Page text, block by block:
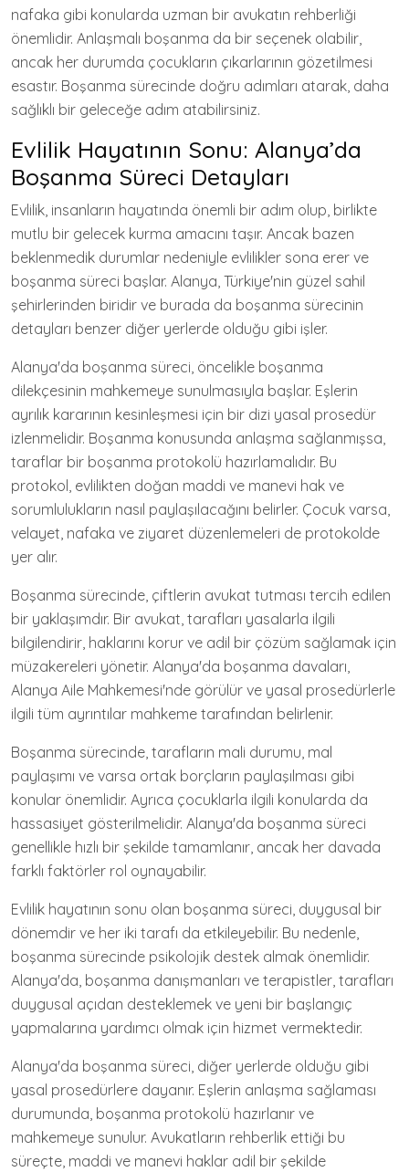
nafaka gibi konularda uzman bir avukatın rehberliği
önemlidir. Anlaşmalı boşanma da bir seçenek olabilir,
ancak her durumda çocukların çıkarlarının gözetilmesi
esastır. Boşanma sürecinde doğru adımları atarak, daha
sağlıklı bir geleceğe adım atabilirsiniz.
Evlilik Hayatının Sonu: Alanya’da
Boşanma Süreci Detayları
Evlilik, insanların hayatında önemli bir adım olup, birlikte
mutlu bir gelecek kurma amacını taşır. Ancak bazen
beklenmedik durumlar nedeniyle evlilikler sona erer ve
boşanma süreci başlar. Alanya, Türkiye'nin güzel sahil
şehirlerinden biridir ve burada da boşanma sürecinin
detayları benzer diğer yerlerde olduğu gibi işler.
Alanya'da boşanma süreci, öncelikle boşanma
dilekçesinin mahkemeye sunulmasıyla başlar. Eşlerin
ayrılık kararının kesinleşmesi için bir dizi yasal prosedür
izlenmelidir. Boşanma konusunda anlaşma sağlanmışsa,
taraflar bir boşanma protokolü hazırlamalıdır. Bu
protokol, evlilikten doğan maddi ve manevi hak ve
sorumlulukların nasıl paylaşılacağını belirler. Çocuk varsa,
velayet, nafaka ve ziyaret düzenlemeleri de protokolde
yer alır.
Boşanma sürecinde, çiftlerin avukat tutması tercih edilen
bir yaklaşımdır. Bir avukat, tarafları yasalarla ilgili
bilgilendirir, haklarını korur ve adil bir çözüm sağlamak için
müzakereleri yönetir. Alanya'da boşanma davaları,
Alanya Aile Mahkemesi'nde görülür ve yasal prosedürlerle
ilgili tüm ayrıntılar mahkeme tarafından belirlenir.
Boşanma sürecinde, tarafların mali durumu, mal
paylaşımı ve varsa ortak borçların paylaşılması gibi
konular önemlidir. Ayrıca çocuklarla ilgili konularda da
hassasiyet gösterilmelidir. Alanya'da boşanma süreci
genellikle hızlı bir şekilde tamamlanır, ancak her davada
farklı faktörler rol oynayabilir.
Evlilik hayatının sonu olan boşanma süreci, duygusal bir
dönemdir ve her iki tarafı da etkileyebilir. Bu nedenle,
boşanma sürecinde psikolojik destek almak önemlidir.
Alanya'da, boşanma danışmanları ve terapistler, tarafları
duygusal açıdan desteklemek ve yeni bir başlangıç
yapmalarına yardımcı olmak için hizmet vermektedir.
Alanya'da boşanma süreci, diğer yerlerde olduğu gibi
yasal prosedürlere dayanır. Eşlerin anlaşma sağlaması
durumunda, boşanma protokolü hazırlanır ve
mahkemeye sunulur. Avukatların rehberlik ettiği bu
süreçte, maddi ve manevi haklar adil bir şekilde